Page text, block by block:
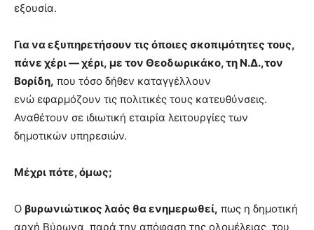
εξουσία.
Για να εξυπηρετήσουν τις όποιες σκοπιμότητες τους,
πάνε χέρι — χέρι, με τον Θεοδωρικάκο, τη Ν.Δ.,τον
Βορίδη, που τόσο δήθεν καταγγέλλουν
ενώ εφαρμόζουν τις πολιτικές τους κατευθύνσεις.
Αναθέτουν σε ιδιωτική εταιρία λειτουργίες των
δημοτικών υπηρεσιών.
Μέχρι πότε, όμως;
Ο βυρωνιώτικος λαός θα ενημερωθεί, πως η δημοτική
αρχή Βύρωνα παρά την απόφαση της ολομέλειας του